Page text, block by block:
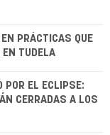
PRÁCTICAS QUE
EN TUDELA
POR EL ECLIPSE:
CERRADAS A LOS